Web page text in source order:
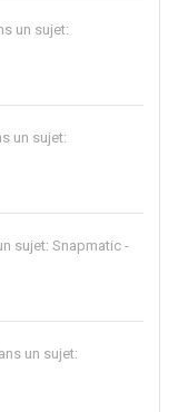
un sujet:
un sujet:
sujet: Snapmatic -
un sujet: